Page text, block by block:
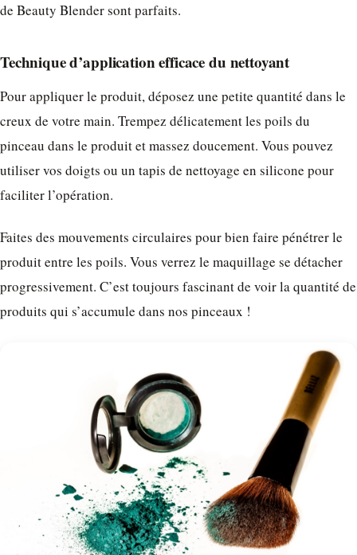
de Beauty Blender sont parfaits.
Technique d’application efficace du nettoyant
Pour appliquer le produit, déposez une petite quantité dans le
creux de votre main. Trempez délicatement les poils du
pinceau dans le produit et massez doucement. Vous pouvez
utiliser vos doigts ou un tapis de nettoyage en silicone pour
faciliter l’opération.
Faites des mouvements circulaires pour bien faire pénétrer le
produit entre les poils. Vous verrez le maquillage se détacher
progressivement. C’est toujours fascinant de voir la quantité de
produits qui s’accumule dans nos pinceaux !